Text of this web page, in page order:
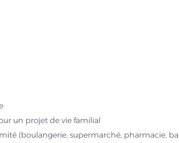
un projet de vie familial
(boulangerie, supermarché, pharmacie,